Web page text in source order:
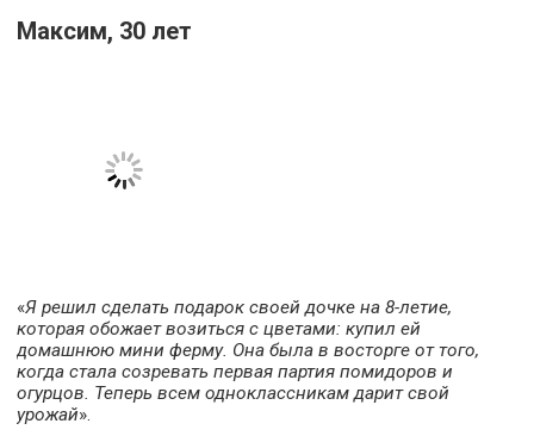
Максим, 30 лет
«Я решил сделать подарок своей дочке на 8-летие,
которая обожает возиться с цветами: купил ей
домашнюю мини ферму. Она была в восторге от того,
когда стала созревать первая партия помидоров и
огурцов. Теперь всем одноклассникам дарит свой
урожай».